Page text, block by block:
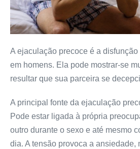
A ejaculação precoce é a
em homens. Ela pode mostrar-se
resultar que sua parceira se
A principal fonte da ejaculação
Pode estar ligada à própria
outro durante o sexo e até mesmo
dia. A tensão provoca a ansiedade,